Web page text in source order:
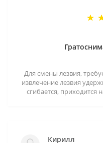
Для смены лезвия,
извлечение лезвия
сгибается, приходится
Кирилл